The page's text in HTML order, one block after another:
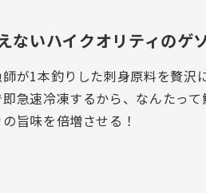
ないハイクオリティのゲ
が1本釣りした刺身原料を贅沢
急速冷凍するから、なんたって
旨味を倍増させる！